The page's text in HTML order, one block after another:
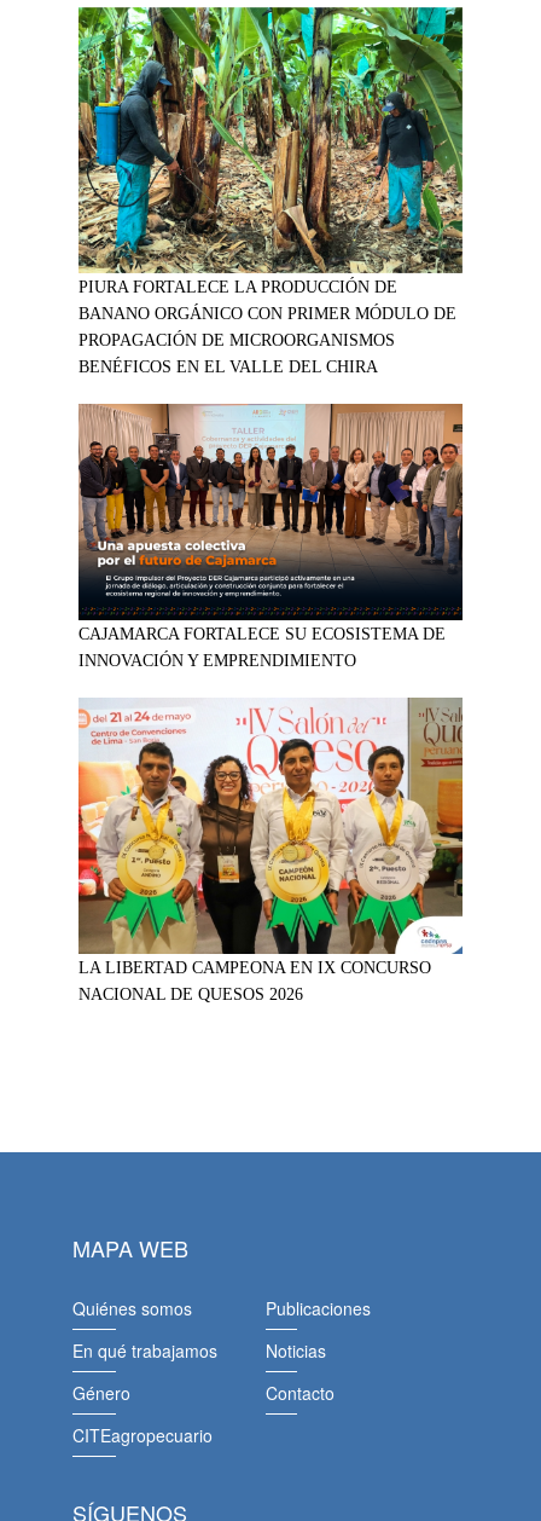
PIURA FORTALECE LA PRODUCCIÓN DE
BANANO ORGÁNICO CON PRIMER MÓDULO DE
PROPAGACIÓN DE MICROORGANISMOS
BENÉFICOS EN EL VALLE DEL CHIRA
CAJAMARCA FORTALECE SU ECOSISTEMA DE
INNOVACIÓN Y EMPRENDIMIENTO
LA LIBERTAD CAMPEONA EN IX CONCURSO
NACIONAL DE QUESOS 2026
MAPA WEB
Quiénes somos
En qué trabajamos
Género
CITEagropecuario
Publicaciones
Noticias
Contacto
SÍGUENOS